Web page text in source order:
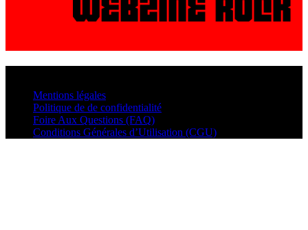
Mentions légales
Politique de de confidentialité
Foire Aux Questions (FAQ)
Conditions Générales d’Utilisation (CGU)